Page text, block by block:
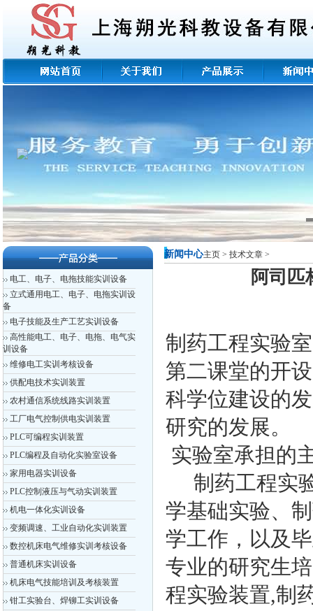
电工、电子、电拖技能实训设备
立式通用电工、电子、电拖实训设
备
电子技能及生产工艺实训设备
高性能电工、电子、电拖、电气实
训设备
维修电工实训考核设备
供配电技术实训装置
农村通信系统线路实训装置
工厂电气控制供电实训装置
PLC可编程实训装置
PLC编程及自动化实验室设备
家用电器实训设备
PLC控制液压与气动实训装置
机电一体化实训设备
变频调速、工业自动化实训装置
数控机床电气维修实训考核设备
普通机床实训设备
机床电气技能培训及考核装置
钳工实验台、焊铆工实训设备
新闻中心主页 > 技术文章 >
阿司匹
制药工程实验
第二课堂的开
科学位建设的
研究的发展。
实验室承担的
制药工程实
学基础实验、
学工作，以及
专业的研究生
程实验装置,制